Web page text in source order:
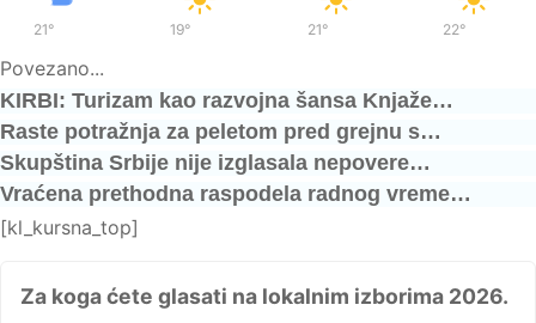
21° 19° 21°/ 22°
Povezano...
KIRBI: Turizam kao razvojna šansa Knjaže…
Raste potražnja za peletom pred grejnu s…
Skupština Srbije nije izglasala nepovere…
Vraćena prethodna raspodela radnog vreme…
[kl_kursna_top]
Za koga ćete glasati na lokalnim izborima 2026.